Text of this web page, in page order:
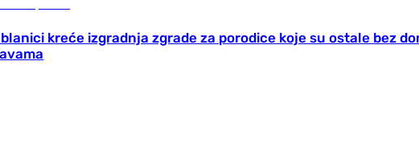
kreće izgradnja zgrade za porodice koje su ostale bez